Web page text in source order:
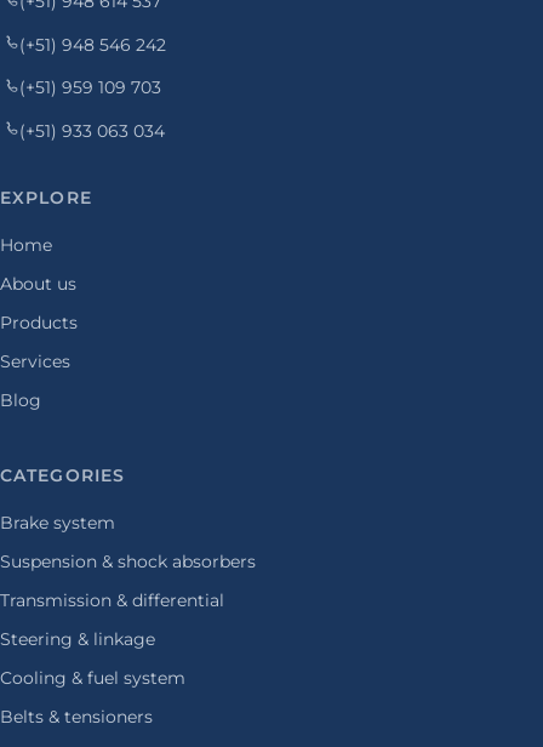
(+51) 948 546 242
(+51) 959 109 703
(+51) 933 063 034
EXPLORE
Home
About us
Products
Services
Blog
CATEGORIES
Brake system
Suspension & shock absorbers
Transmission & differential
Steering & linkage
Cooling & fuel system
Belts & tensioners